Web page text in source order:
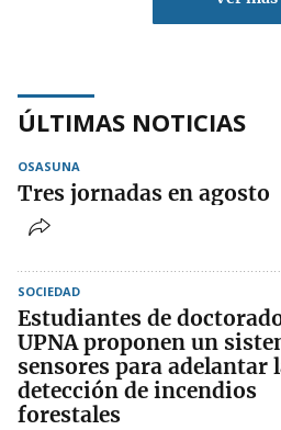
ÚLTIMAS NOTICIAS
OSASUNA
Tres jornadas en agosto
SOCIEDAD
Estudiantes de
UPNA proponen un
sensores para adelantar
detección de incendios
forestales